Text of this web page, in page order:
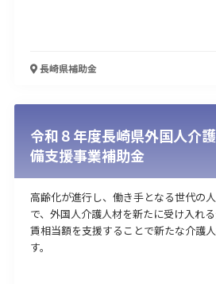
長崎県補助金
令和８年度長崎県外国人介
備支援事業補助金
高齢化が進行し、働き手となる世代の
で、外国人介護人材を新たに受け入れ
賃相当額を支援することで新たな介護
す。